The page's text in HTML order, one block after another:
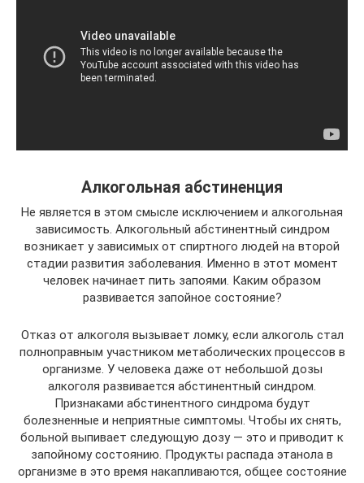
Алкогольная абстиненция
Не является в этом смысле исключением и алкогольная
зависимость. Алкогольный абстинентный синдром
возникает у зависимых от спиртного людей на второй
стадии развития заболевания. Именно в этот момент
человек начинает пить запоями. Каким образом
развивается запойное состояние?
Отказ от алкоголя вызывает ломку, если алкоголь стал
полноправным участником метаболических процессов в
организме. У человека даже от небольшой дозы
алкоголя развивается абстинентный синдром.
Признаками абстинентного синдрома будут
болезненные и неприятные симптомы. Чтобы их снять,
больной выпивает следующую дозу — это и приводит к
запойному состоянию. Продукты распада этанола в
организме в это время накапливаются, общее состояние